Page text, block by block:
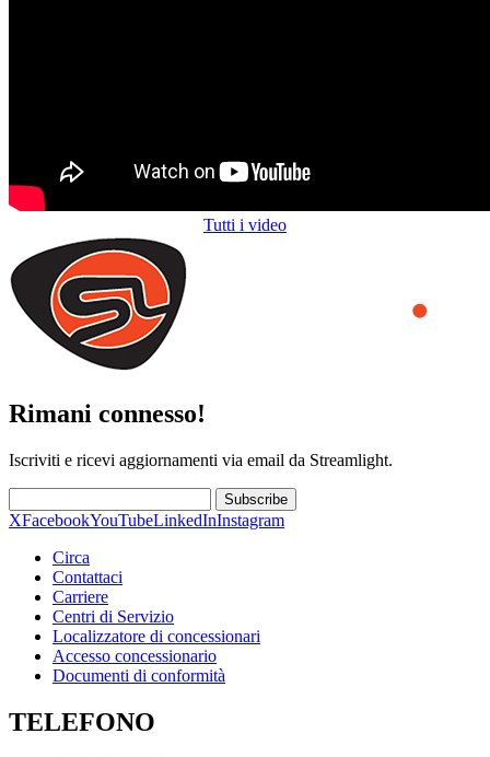
Tutti i video
Rimani connesso!
Iscriviti e ricevi aggiornamenti via email da Streamlight.
Subscribe
XFacebookYouTubeLinkedInInstagram
Circa
Contattaci
Carriere
Centri di Servizio
Localizzatore di concessionari
Accesso concessionario
Documenti di conformità
TELEFONO